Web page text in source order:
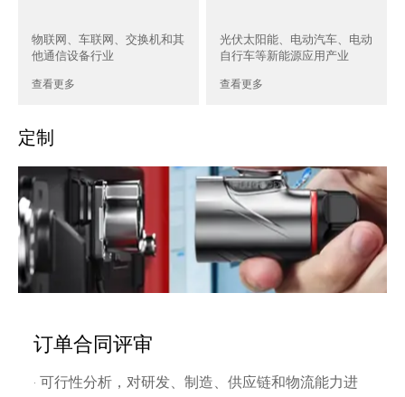
物联网、车联网、交换机和其
他通信设备行业
查看更多
光伏太阳能、电动汽车、电动
自行车等新能源应用产业
查看更多
定制
订单合同评审
· 可行性分析，对研发、制造、供应链和物流能力进